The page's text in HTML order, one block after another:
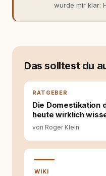
wurde mir klar:
Fachwissen.
moderner
entsteht echte
Wissen ersetzt
Entwicklung
Wissens- und
und der
Tierschutz
Hund versteht,
für ein
Das solltest du
RATGEBER
Die Domestikation
heute wirklich
von Roger Klein
WIKI